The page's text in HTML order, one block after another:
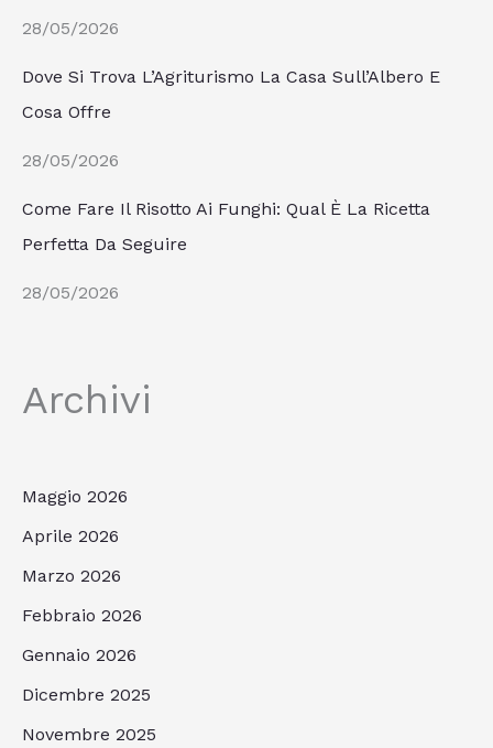
28/05/2026
Dove Si Trova L’Agriturismo La Casa Sull’Albero E
Cosa Offre
28/05/2026
Come Fare Il Risotto Ai Funghi: Qual È La Ricetta
Perfetta Da Seguire
28/05/2026
Archivi
Maggio 2026
Aprile 2026
Marzo 2026
Febbraio 2026
Gennaio 2026
Dicembre 2025
Novembre 2025